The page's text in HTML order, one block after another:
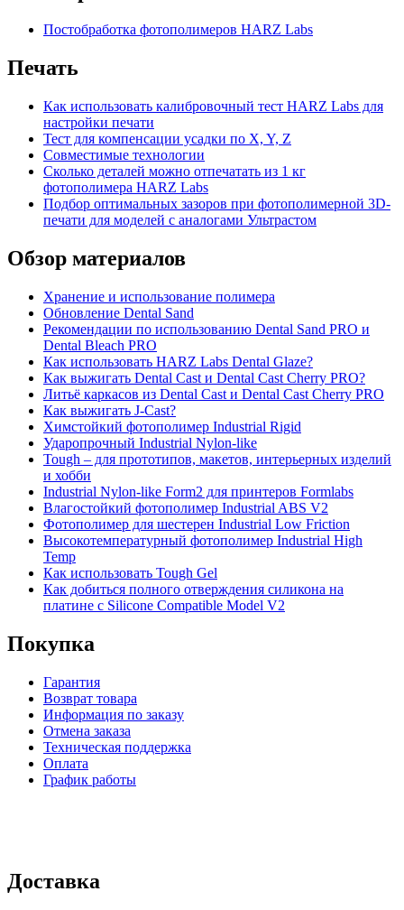
Постобработка фотополимеров HARZ Labs
Печать
Как использовать калибровочный тест HARZ Labs для
настройки печати
Тест для компенсации усадки по X, Y, Z
Совместимые технологии
Сколько деталей можно отпечатать из 1 кг
фотополимера HARZ Labs
Подбор оптимальных зазоров при фотополимерной 3D-
печати для моделей с аналогами Ультрастом
Обзор материалов
Хранение и использование полимера
Обновление Dental Sand
Рекомендации по использованию Dental Sand PRO и
Dental Bleach PRO
Как использовать HARZ Labs Dental Glaze?
Как выжигать Dental Cast и Dental Cast Cherry PRO?
Литьё каркасов из Dental Cast и Dental Cast Cherry PRO
Как выжигать J-Cast?
Химстойкий фотополимер Industrial Rigid
Ударопрочный Industrial Nylon-like
Tough – для прототипов, макетов, интерьерных изделий
и хобби
Industrial Nylon-like Form2 для принтеров Formlabs
Влагостойкий фотополимер Industrial ABS V2
Фотополимер для шестерен Industrial Low Friction
Высокотемпературный фотополимер Industrial High
Temp
Как использовать Tough Gel
Как добиться полного отверждения силикона на
платине с Silicone Compatible Model V2
Покупка
Гарантия
Возврат товара
Информация по заказу
Отмена заказа
Техническая поддержка
Оплата
График работы
Доставка